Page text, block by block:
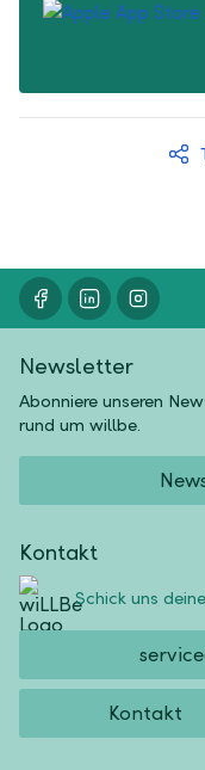
Newsletter
Abonniere unseren
rund um willbe.
Kontakt
Schick uns
Kontakt